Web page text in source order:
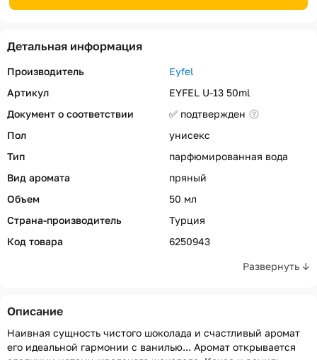
Детальная информация
Развернуть ↓
Производитель
Eyfel
Артикул
EYFEL U-13 50ml
Документ о соответствии
✅ подтвержден
Пол
унисекс
Тип
парфюмированная вода
Вид аромата
пряный
Объем
50 мл
Страна-производитель
Турция
Код товара
6250943
Описание
Наивная сущность чистого шоколада и счастливый аромат
его идеальной гармонии с ванилью... Аромат открывается